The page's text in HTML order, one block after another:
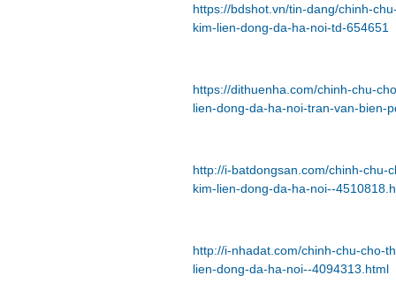
https://bdshot.vn/tin-dang/chinh-
kim-lien-dong-da-ha-noi-td-654651
https://dithuenha.com/chinh-chu-
lien-dong-da-ha-noi-tran-van-bien-
http://i-batdongsan.com/chinh-
kim-lien-dong-da-ha-noi--
http://i-nhadat.com/chinh-chu-cho-
lien-dong-da-ha-noi--4094313.html